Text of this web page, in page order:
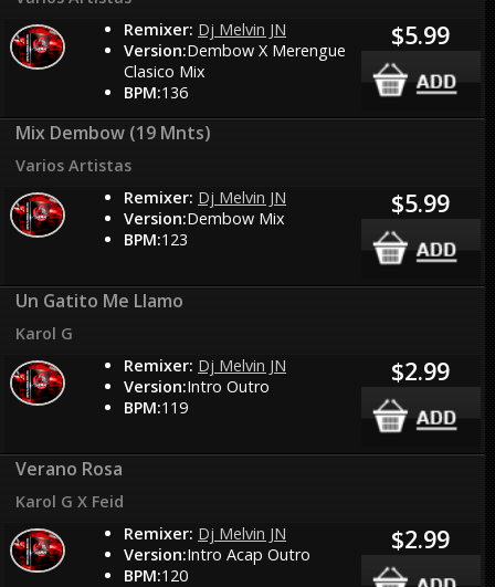
Remixer: Dj Melvin JN
Version:Dembow X Merengue
Clasico Mix
BPM:136
$5.99
Mix Dembow (19 Mnts)
Varios Artistas
Remixer: Dj Melvin JN
Version:Dembow Mix
BPM:123
$5.99
Un Gatito Me Llamo
Karol G
Remixer: Dj Melvin JN
Version:Intro Outro
BPM:119
$2.99
Verano Rosa
Karol G X Feid
Remixer: Dj Melvin JN
Version:Intro Acap Outro
BPM:120
$2.99